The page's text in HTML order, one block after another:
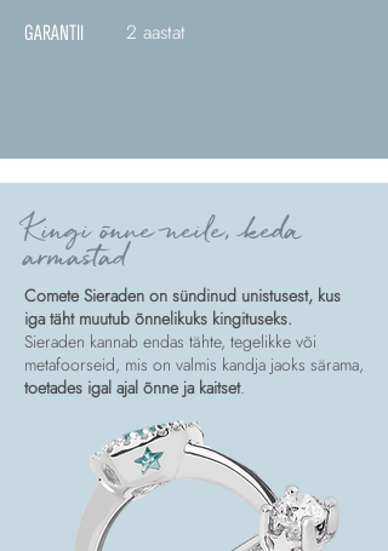
GARANTII 2 aastat
Kingi õnne neile, keda
armastad
Comete Sieraden on sündinud unistusest, kus
iga täht muutub õnnelikuks kingituseks.
Sieraden kannab endas tähte, tegelikke või
metafoorseid, mis on valmis kandja jaoks särama,
toetades igal ajal õnne ja kaitset.